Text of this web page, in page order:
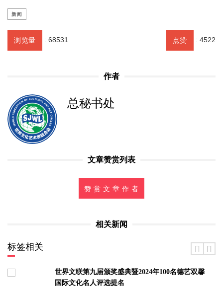
新闻
浏览量 : 68531 点赞 : 4522
作者
总秘书处
文章赞赏列表
赞 赏 文 章 作 者
相关新闻
标签相关
世界文联第九届颁奖盛典暨2024年100名德艺双馨
国际文化名人评选提名